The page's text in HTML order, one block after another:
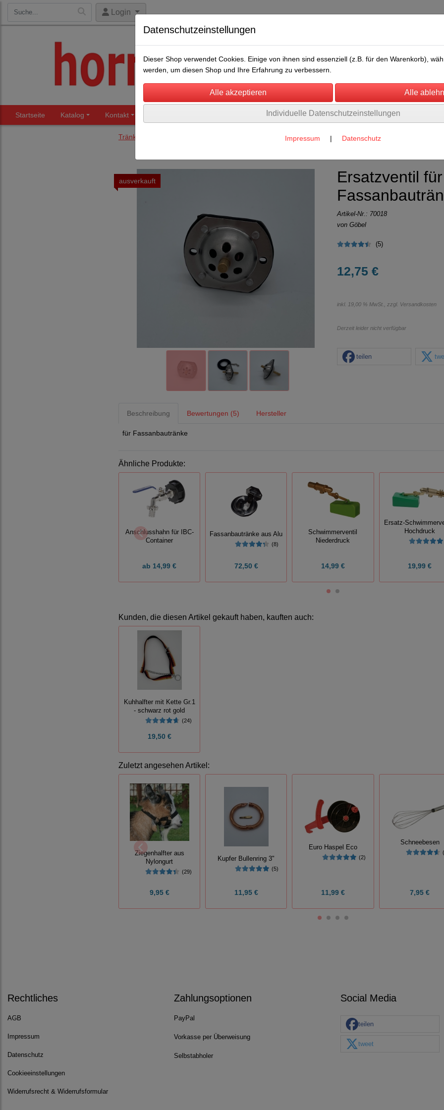
Login
Startseite Katalog Kontakt Über uns Umwelt Rechtliches
Tränkebecken
ausverkauft
Ersatzventil für
Artikel-Nr.: 70018
von Göbel
(5)
12,75 €
inkl. 19,00 % MwSt., zzgl. Versandkosten
Derzeit leider nicht verfügbar
teilen
Beschreibung Bewertungen (5) Hersteller
für Fassanbautränke
Ähnliche Produkte:
Anschlusshahn für IBC-
Container
ab 14,99 €
Fassanbautränke aus Alu
(8)
72,50 €
Schwimmerventil
Niederdruck
14,99 €
Ersatz-
Hochdruck
19,99 €
Kunden, die diesen Artikel gekauft haben, kauften auch:
Kuhhalfter mit Kette Gr.1
- schwarz rot gold
(24)
19,50 €
Zuletzt angesehen Artikel:
Ziegenhalfter aus
Nylongurt
(29)
9,95 €
Kupfer Bullenring 3"
(5)
11,95 €
Euro Haspel Eco
(2)
11,99 €
Schneebesen
7,95 €
Rechtliches
AGB
Impressum
Datenschutz
Cookieeinstellungen
Widerrufsrecht & Widerrufsformular
Zahlungsoptionen
PayPal
Vorkasse per Überweisung
Selbstabholer
Social Media
teilen
tweet
Datenschutzeinstellungen
Dieser Shop verwendet Cookies. Einige von ihnen sind essenziell (z.B. für den Warenkorb),
werden, um diesen Shop und Ihre Erfahrung zu verbessern.
Individuelle Datenschutzeinstellungen
Impressum | Datenschutz